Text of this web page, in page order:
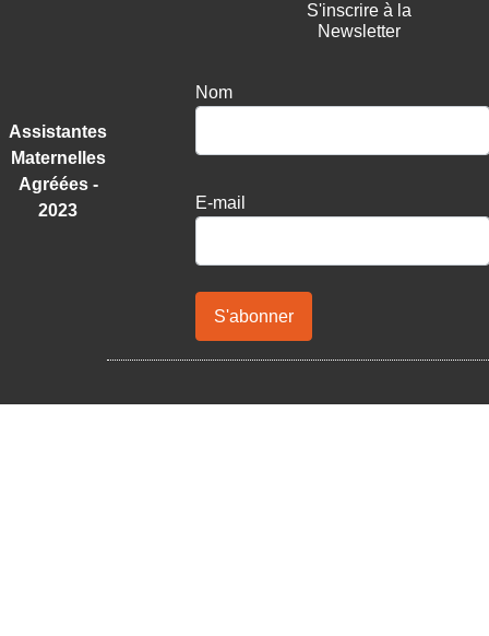
Assistantes
Maternelles
Agréées -
2023
S'inscrire à la
Newsletter
Nom
E-mail
S'abonner